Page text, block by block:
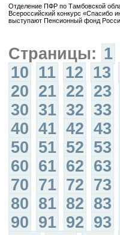
Отделение ПФР по Тамбовской
Всероссийский конкурс «Спасибо
выступают Пенсионный фонд
Страницы: 1
10 11 12 13
20 21 22 23
30 31 32 33
40 41 42 43
50 51 52 53
60 61 62 63
70 71 72 73
80 81 82 83
90 91 92 93